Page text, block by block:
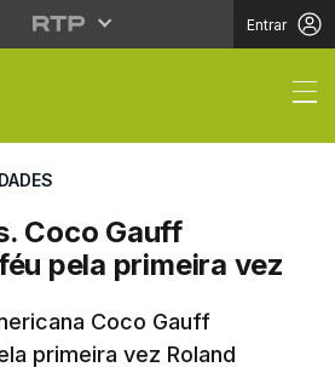
Entrar
Coco
Coco Gauff
pela primeira vez
Coco Gauff
primeira vez Roland